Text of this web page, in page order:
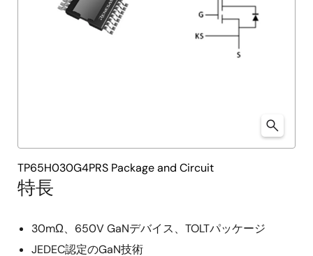
特長
30mΩ、650V GaNデバイス、TOLTパッケージ
JEDEC認定のGaN技術
TP65H030G4PRS Package and Circuit